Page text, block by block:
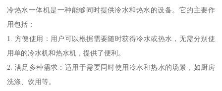
冷热水一体机是一种能够同时提供冷水和热水的设备。它的主要作
用包括：
1. 方便使用：用户可以根据需要随时获得冷水或热水，无需分别使
用单的冷水机和热水机，提供了便利。
2. 满足多种需求：适用于需要同时使用冷水和热水的场景，如厨房
洗涤、饮用等。